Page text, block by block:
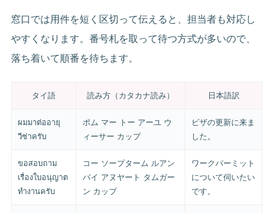
窓口では用件を短く区切って伝えると、担当者も対応し
やすくなります。番号札を取って待つ方式が多いので、
落ち着いて順番を待ちます。
タイ語 読み方（カタカナ読み） 日本語訳
ผมมาต่ออายุ
วีซ่าครับ
ポム マー トー アーユ ウ
ィーサー カップ
ビザの更新に来ま
した。
ขอสอบถาม
เรื่องใบอนุญาต
ทำงานครับ
コー ソープターム ルアン
バイ アヌヤート タムガー
ン カップ
ワークパーミット
について伺いたい
です。